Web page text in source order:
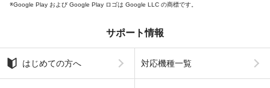
Google Play および Google Play ロゴは Google LLC の商標です。
サポート情報
はじめての方へ 対応機種一覧